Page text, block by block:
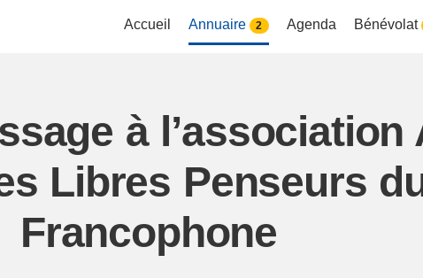
Accueil Annuaire 2 Agenda Bénévolat
à l’association
Libres Penseurs
Francophone